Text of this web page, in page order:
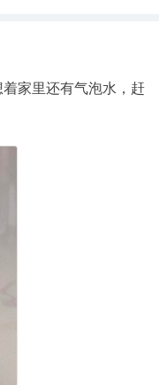
家里还有气泡水，赶